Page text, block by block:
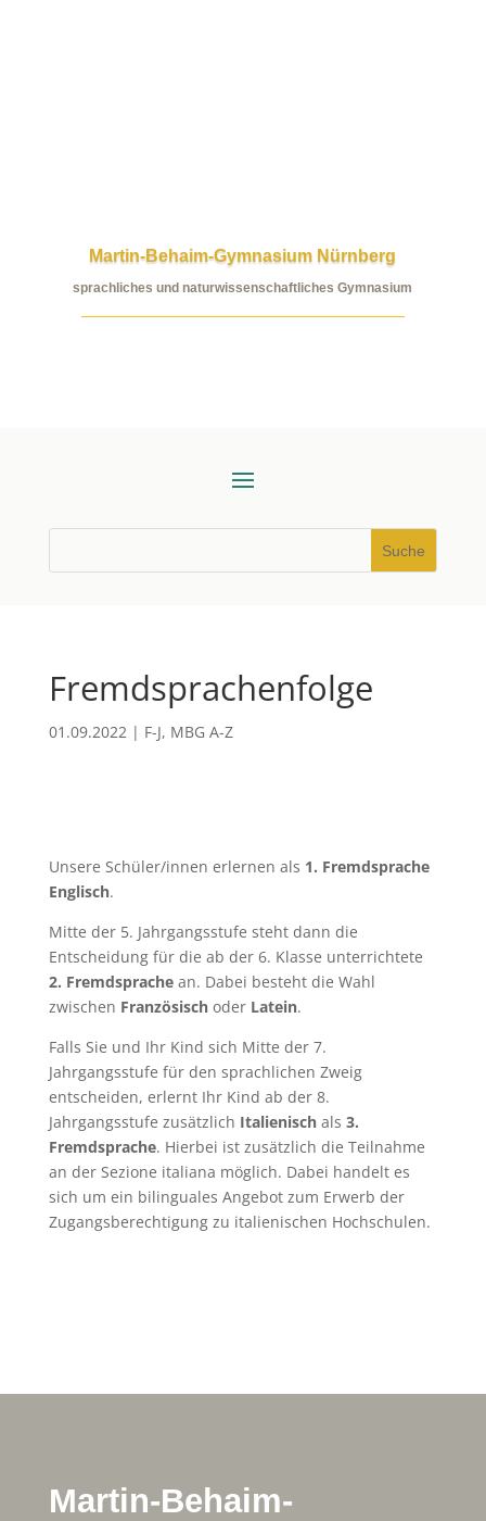
Martin-Behaim-Gymnasium Nürnberg
sprachliches und naturwissenschaftliches Gymnasium
Fremdsprachenfolge
01.09.2022| F-J, MBG A-Z
Unsere Schüler/innen erlernen als 1. Fremdsprache
Englisch.
Mitte der 5. Jahrgangsstufe steht dann die
Entscheidung für die ab der 6. Klasse unterrichtete
2. Fremdsprachean. Dabei besteht die Wahl
zwischen Französischoder Latein.
Falls Sie und Ihr Kind sich Mitte der 7.
Jahrgangsstufe für den sprachlichen Zweig
entscheiden, erlernt Ihr Kind ab der 8.
Jahrgangsstufe zusätzlich Italienischals 3.
Fremdsprache. Hierbei ist zusätzlich die Teilnahme
an der Sezione italiana möglich. Dabei handelt es
sich um ein bilinguales Angebot zum Erwerb der
Zugangsberechtigung zu italienischen Hochschulen.
Martin-Behaim-